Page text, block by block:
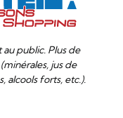
public. Plus de
jus de
alcools forts, etc.).